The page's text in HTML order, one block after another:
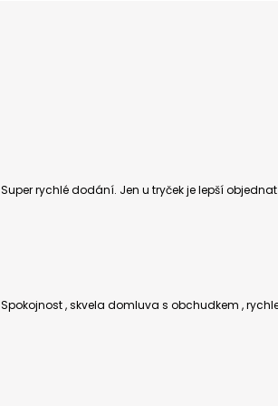
Super rychlé dodání. Jen u tryček je lepší
Spokojnost , skvela domluva s obchudkem ,